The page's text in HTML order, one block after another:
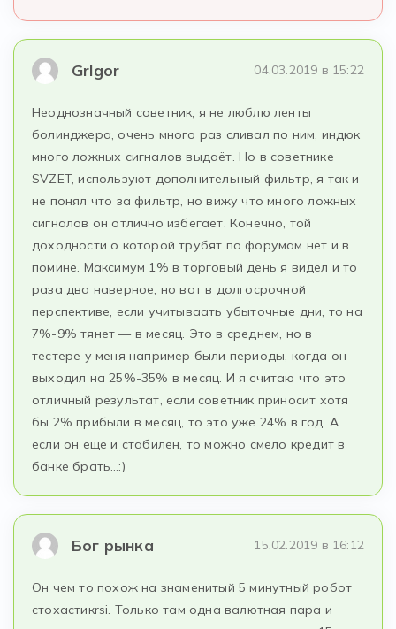
GrIgor 04.03.2019 в 15:22
Неоднозначный советник, я не люблю ленты
болинджера, очень много раз сливал по ним, индюк
много ложных сигналов выдаёт. Но в советнике
SVZET, используют дополнительный фильтр, я так и
не понял что за фильтр, но вижу что много ложных
сигналов он отлично избегает. Конечно, той
доходности о которой трубят по форумам нет и в
помине. Максимум 1% в торговый день я видел и то
раза два наверное, но вот в долгосрочной
перспективе, если учитываать убыточные дни, то на
7%-9% тянет — в месяц. Это в среднем, но в
тестере у меня например были периоды, когда он
выходил на 25%-35% в месяц. И я считаю что это
отличный результат, если советник приносит хотя
бы 2% прибыли в месяц, то это уже 24% в год. А
если он еще и стабилен, то можно смело кредит в
банке брать…:)
Бог рынка 15.02.2019 в 16:12
Он чем то похож на знаменитый 5 минутный робот
стохастикrsi. Только там одна валютная пара и